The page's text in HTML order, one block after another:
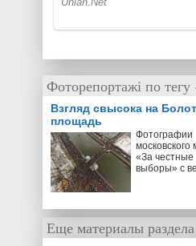
Фоторепортажі по тегу
Взгляд свысока на
площадь
Фотографии
московского
«За честные
выборы» с
Еще материалы раздела